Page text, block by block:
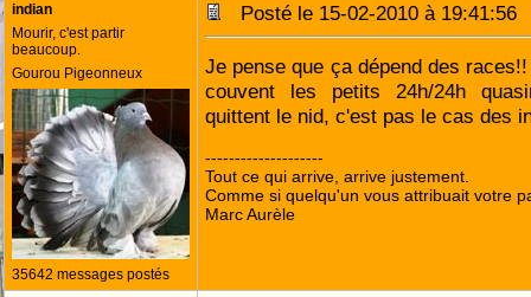
indian
Mourir, c'est partir
beaucoup.
Gourou Pigeonneux
35642 messages postés
Posté le 15-02-2010 à
Je pense que ça dépend des
couvent les petits 24h/24h
quittent le nid, c'est pas le cas des
--------------------
Tout ce qui arrive, arrive justement.
Comme si quelqu'un vous attribuait votre
Marc Aurèle